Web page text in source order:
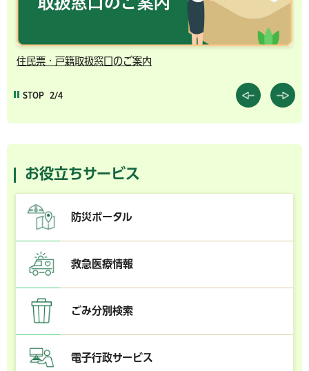
千葉市の電子行政サービス
STOP 3/4
お役立ちサービス
防災ポータル
救急医療情報
ごみ分別検索
電子行政サービス